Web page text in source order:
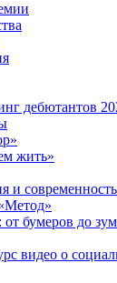
дебютантов
жить»
и
бумеров до
видео о